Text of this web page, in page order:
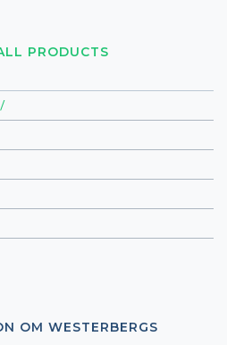
PRODUCTS
OM WESTERBERGS